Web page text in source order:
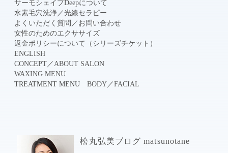
サーモシェイプDeepについて
水素毛穴洗浄／光線セラピー
よくいただく質問 ／ お問い合わせ
女性のためのエクササイズ
返金ポリシーについて（シリーズチケット）
ENGLISH
CONCEPT／ABOUT SALON
WAXING MENU
TREATMENT MENUBODY／FACIAL
松丸弘美ブログ matsunotane